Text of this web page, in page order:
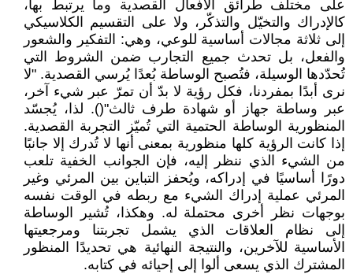
على مختلف طرائق الأفعال القصدية وما يرتبط بها،
كالإدراك والتخيّل والتذكّر، ولا على التقسيم الكلاسيكي
إلى ثلاثة مجالات أساسية للوعي، وهي: التفكير والشعور
والفعل، بل تحدث جميع التجارب ضمن الشروط التي
تُحدّدها الوسيلة، فتُصبح الوساطة بُعدًا يُرسي القصدية. "لا
نرى أبدًا بمفردنا، فكل رؤية لا بدّ أن تمرّ عبر شيء آخر،
عبر وساطة جهاز أو شهادة طرف ثالث"(). لذا، يُجسّد
المنظورية الوساطة الحتمية التي تُميّز التجربة القصدية.
إذا كانت الرؤية كلها منظورية بمعنى أنها لا تُدرك إلا جانبًا
من الشيء الذي ننظر إليه، فإن الجوانب الخفية تلعب
دورًا أساسيًا في إدراكه، ويُحفز التباين بين المرئي وغير
المرئي عملية إدراك الشيء مع ربطه في الوقت نفسه
بوجهات نظر أخرى محتملة له. وهكذا، تُشير الوساطة
إلى نظام العلاقات الذي يشمل تجربتنا ومرجعيتها
الأساسية للآخرين، والنتيجة النهائية هي تحديدًا المنظور
المشترك الذي يسعى ألوا إلى إحيائه في كتابه.